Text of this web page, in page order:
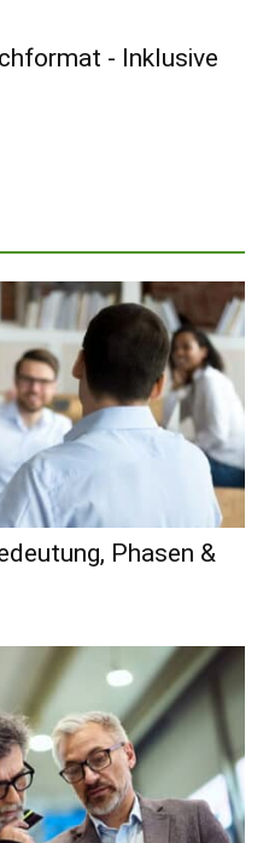
- Inklusive
Phasen &